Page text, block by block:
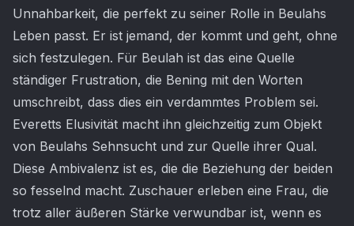
Unnahbarkeit, die perfekt zu seiner Rolle in Beulahs
Leben passt. Er ist jemand, der kommt und geht, ohne
sich festzulegen. Für Beulah ist das eine Quelle
ständiger Frustration, die Bening mit den Worten
umschreibt, dass dies ein verdammtes Problem sei.
Everetts Elusivität macht ihn gleichzeitig zum Objekt
von Beulahs Sehnsucht und zur Quelle ihrer Qual.
Diese Ambivalenz ist es, die die Beziehung der beiden
so fesselnd macht. Zuschauer erleben eine Frau, die
trotz aller äußeren Stärke verwundbar ist, wenn es